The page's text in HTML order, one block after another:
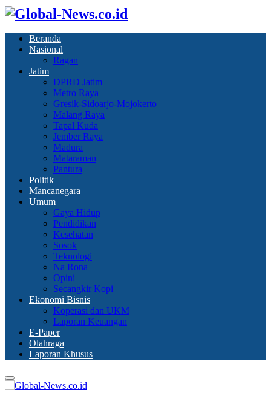
Beranda
Nasional
Ragan
Jatim
DPRD Jatim
Metro Raya
Gresik-Sidoarjo-Mojokerto
Malang Raya
Tapal Kuda
Jember Raya
Madura
Mataraman
Pantura
Politik
Mancanegara
Umum
Gaya Hidup
Pendidikan
Kesehatan
Sosok
Teknologi
Na Rona
Opini
Secangkir Kopi
Ekonomi Bisnis
Koperasi dan UKM
Laporan Keuangan
E-Paper
Olahraga
Laporan Khusus
Primary
Menu